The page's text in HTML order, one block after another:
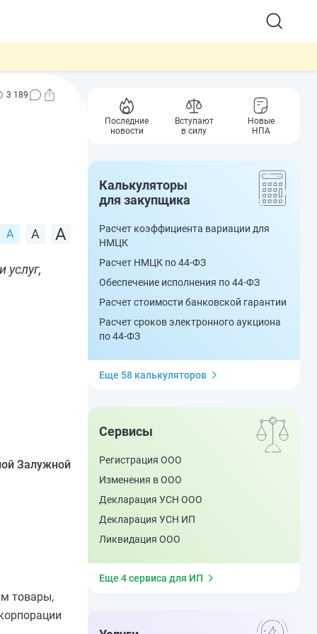
3 189
Залужной
товары,
Последние
новости
Вступают
в силу
Новые
НПА
Калькуляторы
для закупщика
Расчет коэффициента вариации для
НМЦК
Расчет НМЦК по 44-ФЗ
Обеспечение исполнения по 44-ФЗ
Расчет стоимости банковской гарантии
Расчет сроков электронного аукциона
по 44-ФЗ
Еще 58 калькуляторов
Сервисы
Регистрация ООО
Изменения в ООО
Декларация УСН ООО
Декларация УСН ИП
Ликвидация ООО
Еще 4 сервиса для ИП